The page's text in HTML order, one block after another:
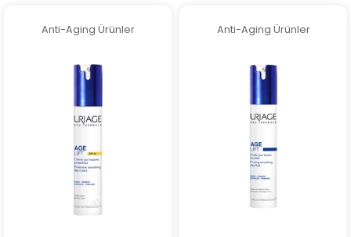
Anti-Aging Ürünler Anti-Aging Ürünler